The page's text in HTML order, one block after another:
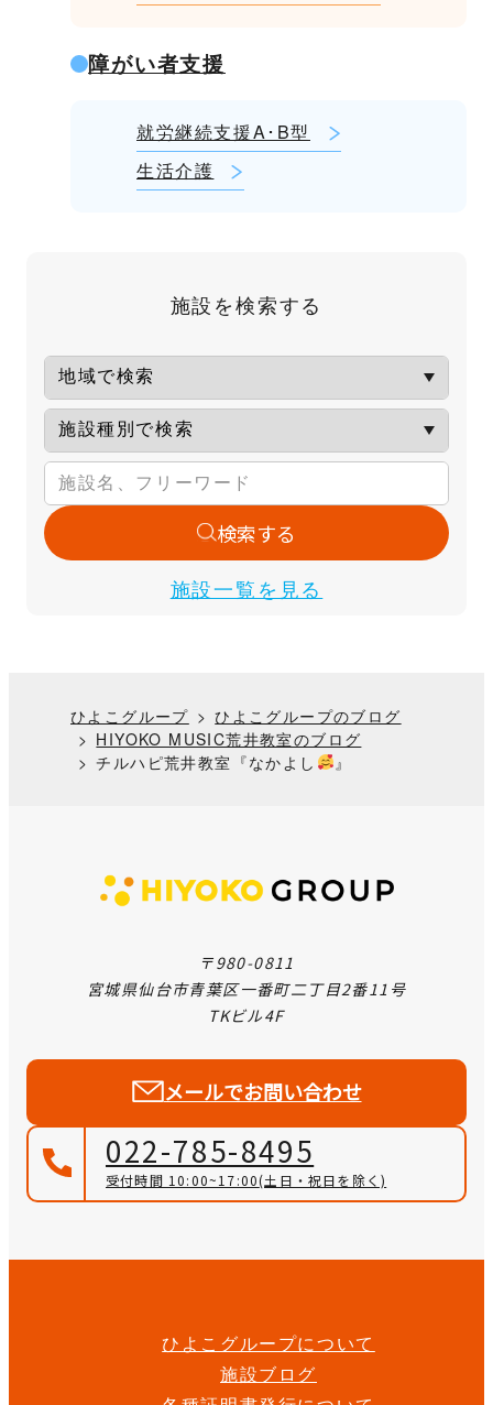
障がい者支援
就労継続支援A･B型
生活介護
施設を検索する
施設一覧を見る
検索する
ひよこグループ
ひよこグループのブログ
HIYOKO MUSIC荒井教室のブログ
チルハピ荒井教室『なかよし
』
〒980-0811
宮城県仙台市青葉区一番町二丁目2番11号
TKビル4F
メールでお問い合わせ
022-785-8495
受付時間 10:00~17:00(土日・祝日を除く)
ひよこグループについて
施設ブログ